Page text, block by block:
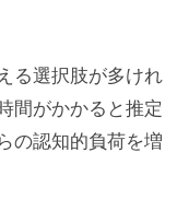
る選択肢が多けれ
間がかかると推定
の認知的負荷を増